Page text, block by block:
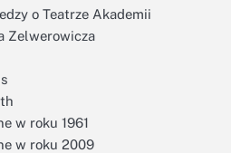
o Teatrze Akademii
Zelwerowicza
w roku 1961
w roku 2009